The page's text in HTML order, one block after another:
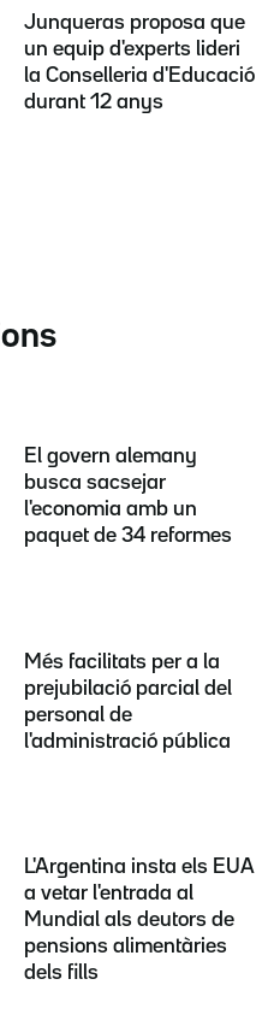
Junqueras proposa que
un equip d'experts lideri
la Conselleria d'Educació
durant 12 anys
El govern alemany
busca sacsejar
l'economia amb un
paquet de 34 reformes
Més facilitats per a la
prejubilació parcial del
personal de
l'administració pública
L'Argentina insta els EUA
a vetar l'entrada al
Mundial als deutors de
pensions alimentàries
dels fills